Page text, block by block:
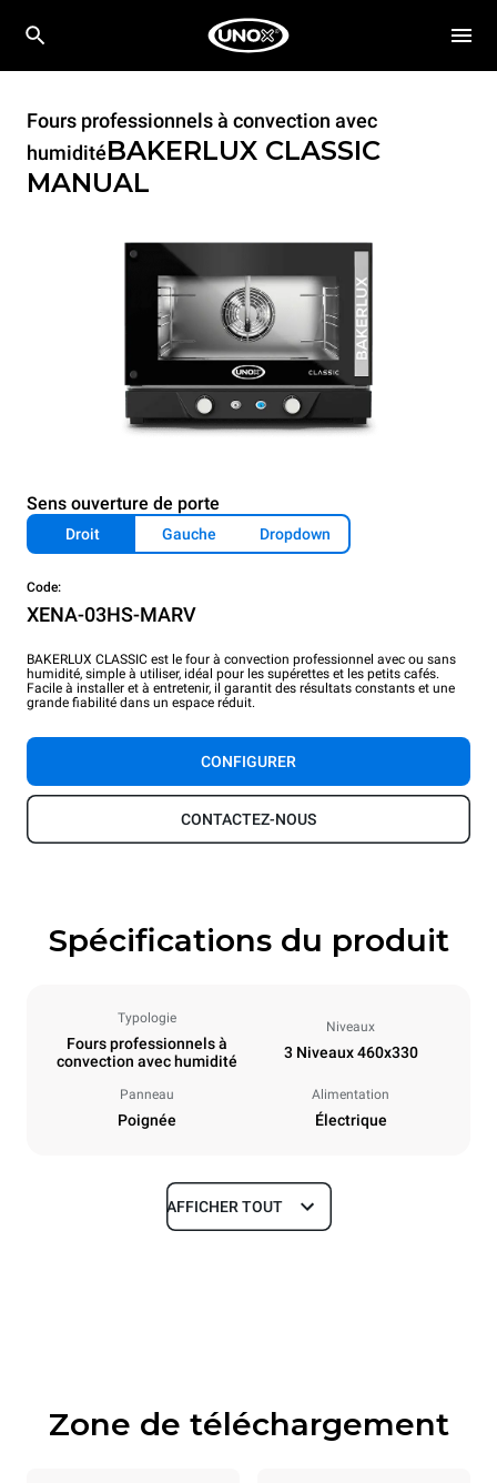
Fours professionnels à convection avec
humiditéBAKERLUX CLASSIC
MANUAL
Sens ouverture de porte
Droit Gauche Dropdown
Code:
XENA-03HS-MARV
BAKERLUX CLASSIC est le four à convection professionnel avec ou sans
humidité, simple à utiliser, idéal pour les supérettes et les petits cafés.
Facile à installer et à entretenir, il garantit des résultats constants et une
grande fiabilité dans un espace réduit.
CONFIGURER
CONTACTEZ-NOUS
Spécifications du produit
Typologie
Fours professionnels à
convection avec humidité
Niveaux
3 Niveaux 460x330
Panneau
Poignée
Alimentation
Électrique
Dimensions
Caractéristiques de la plaque
AFFICHER TOUT
Zone de téléchargement